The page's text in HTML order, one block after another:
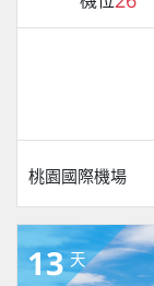
桃園國際機場
13 天